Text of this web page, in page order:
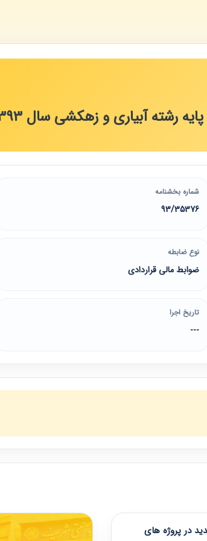
رشته آبیاری و زهکشی سال 1393
شماره بخشنامه
93/35376
نوع ضابطه
ضوابط مالی قراردادی
تاریخ اجرا
---
در پروژه های